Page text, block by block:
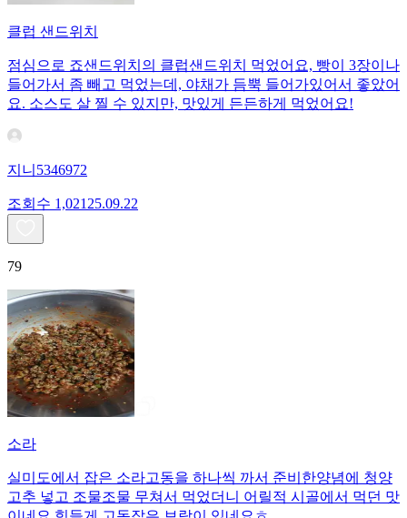
클럽 샌드위치
점심으로 죠샌드위치의 클럽샌드위치 먹었어요, 빵이 3장이나
들어가서 좀 빼고 먹었는데, 야채가 듬뿍 들어가있어서 좋았어
요. 소스도 살 찔 수 있지만, 맛있게 든든하게 먹었어요!
지니5346972
조회수 1,021 25.09.22
79
소라
실미도에서 잡은 소라고동을 하나씩 까서 준비한양념에 청양
고추 넣고 조물조물 무쳐서 먹었더니 어릴적 시골에서 먹던 맛